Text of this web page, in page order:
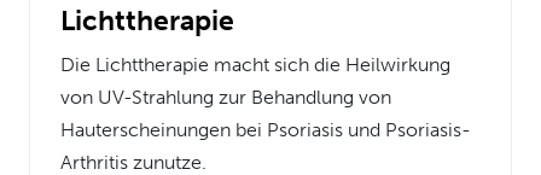
Lichttherapie
Die Lichttherapie macht sich die Heilwirkung
von UV-Strahlung zur Behandlung von
Hauterscheinungen bei Psoriasis und Psoriasis-
Arthritis zunutze.